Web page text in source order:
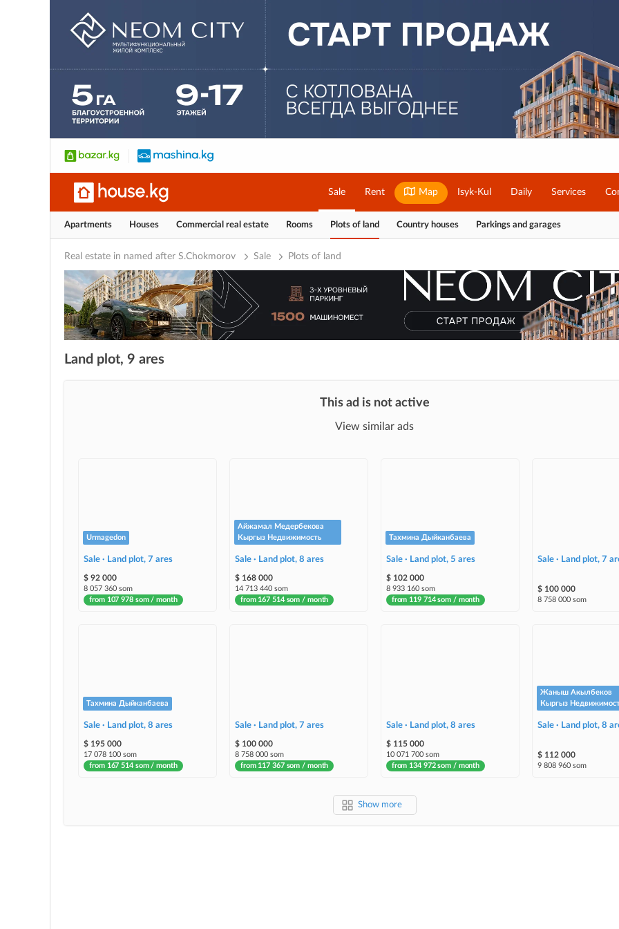
Sale Rent Map Isyk-Kul Daily Services
Apartments Houses Commercial real estate Rooms Plots of land Country houses Parkings and garages
Real estate in named after S.Chokmorov Sale Plots of land
Land plot, 9 ares
This ad is not active
View similar ads
Urmagedon
Sale · Land plot, 7 ares
$ 92 000
8 057 360 som
from 107 978 som / month
Айжамал Медербекова
Кыргыз Недвижимость
Sale · Land plot, 8 ares
$ 168 000
14 713 440 som
from 167 514 som / month
Тахмина Дыйканбаева
Sale · Land plot, 5 ares
$ 102 000
8 933 160 som
from 119 714 som / month
Sale · Land plot, 7
$ 100 000
8 758 000 som
Тахмина Дыйканбаева
Sale · Land plot, 8 ares
$ 195 000
17 078 100 som
from 167 514 som / month
Sale · Land plot, 7 ares
$ 100 000
8 758 000 som
from 117 367 som / month
Sale · Land plot, 8 ares
$ 115 000
10 071 700 som
from 134 972 som / month
Жаныш Акылбеков
Кыргыз
Sale · Land plot, 8
$ 112 000
9 808 960 som
Show more